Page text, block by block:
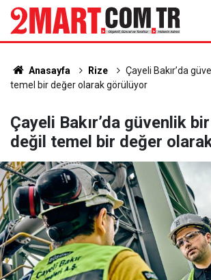
Anasayfa Rize
Çayeli Bakır’da
temel bir değer olarak görülüyor
Çayeli Bakır’da güvenlik
değil temel bir değer